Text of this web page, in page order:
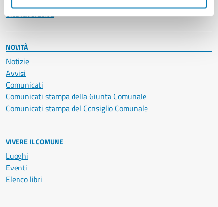
Vita lavorativa
NOVITÀ
Notizie
Avvisi
Comunicati
Comunicati stampa della Giunta Comunale
Comunicati stampa del Consiglio Comunale
VIVERE IL COMUNE
Luoghi
Eventi
Elenco libri